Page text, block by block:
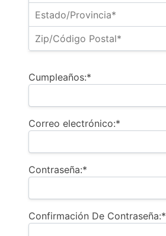
Cumpleaños:*
Correo electrónico:*
Contraseña:*
Confirmación De Contraseña:*